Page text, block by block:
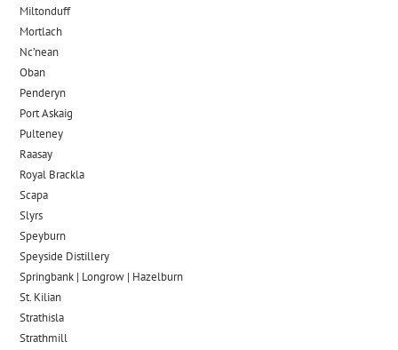
Miltonduff
Mortlach
Nc’nean
Oban
Penderyn
Port Askaig
Pulteney
Raasay
Royal Brackla
Scapa
Slyrs
Speyburn
Speyside Distillery
Springbank | Longrow | Hazelburn
St. Kilian
Strathisla
Strathmill